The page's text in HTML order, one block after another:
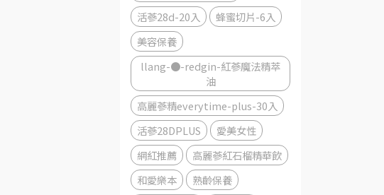
活蔘28d-20入
蜂蜜切片-6入
美容保養
llang-●-redgin-紅蔘魔法精萃
油
高麗蔘精everytime-plus-30入
活蔘28DPLUS
愛美女性
網紅推薦
高麗蔘紅石榴精華飲
和愛樂本
熟齡保養